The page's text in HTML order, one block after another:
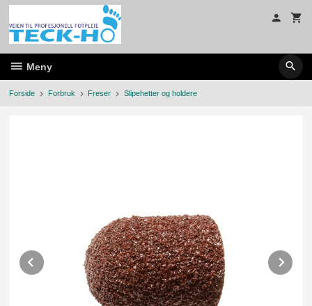
Gå
innholdet
Meny
Forside Forbruk Freser Slipehetter og holdere
Prev